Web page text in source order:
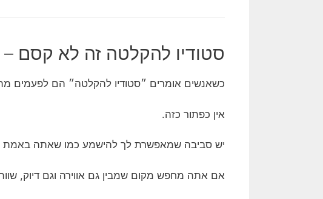
סטודיו להקלטה זה לא קסם
כשאנשים אומרים ״סטודיו להקלטה״ הם לפעמים
אין כפתור כזה.
יש סביבה שמאפשרת לך להישמע כמו שאתה באמת
אם אתה מחפש מקום שמבין גם אווירה וגם דיוק,